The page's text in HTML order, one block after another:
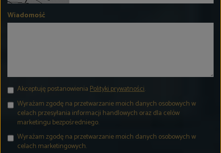
Wiadomość
Akceptuję postanowieniaPolityki prywatności.
Wyrażam zgodę na przetwarzanie moich danych osobowych w
celach przesyłania informacji handlowych oraz dla celów
marketingu bezpośredniego.
Wyrażam zgodę na przetwarzanie moich danych osobowych w
celach marketingowych.